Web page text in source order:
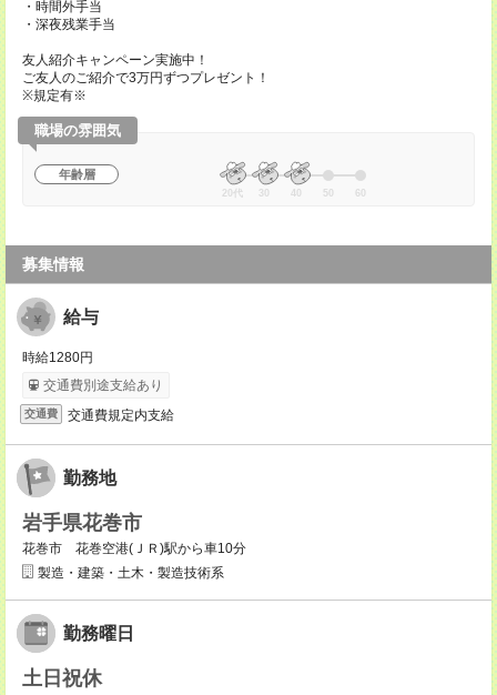
・時間外手当
・深夜残業手当
友人紹介キャンペーン実施中！
ご友人のご紹介で3万円ずつプレゼント！
※規定有※
職場の雰囲気
年齢層
20代 30 40 50 60
募集情報
給与
時給1280円
交通費別途支給あり
交通費 交通費規定内支給
勤務地
岩手県花巻市
花巻市 花巻空港(ＪＲ)駅から車10分
製造・建築・土木・製造技術系
勤務曜日
土日祝休